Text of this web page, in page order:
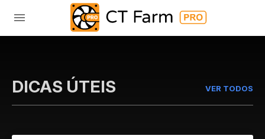
DICAS ÚTEIS VER TODOS